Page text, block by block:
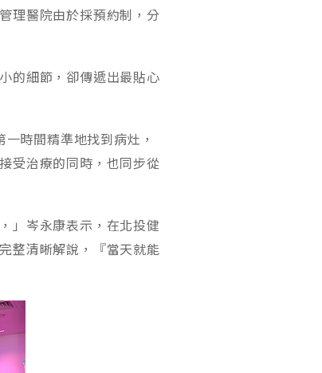
理醫院由於採預約制，分
的細節，卻傳遞出最貼心
時間精準地找到病灶，
受治療的同時，也同步從
」岑永康表示，在北投健
整清晰解說，『當天就能